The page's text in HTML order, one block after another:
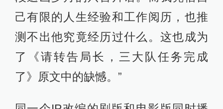
己有限的人生经验和工作阅历，也推
测不出他究竟经历过什么。这也成为
了《请转告局长，三大队任务完成
了》原文中的缺憾。”